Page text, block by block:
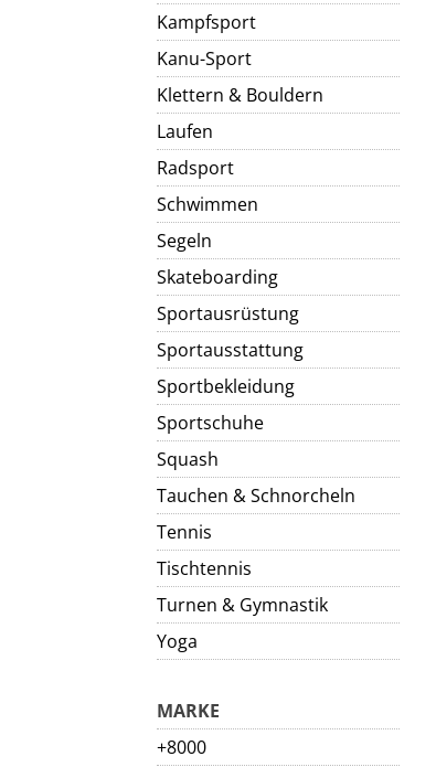
Kampfsport
Kanu-Sport
Klettern & Bouldern
Laufen
Radsport
Schwimmen
Segeln
Skateboarding
Sportausrüstung
Sportausstattung
Sportbekleidung
Sportschuhe
Squash
Tauchen & Schnorcheln
Tennis
Tischtennis
Turnen & Gymnastik
Yoga
MARKE
+8000